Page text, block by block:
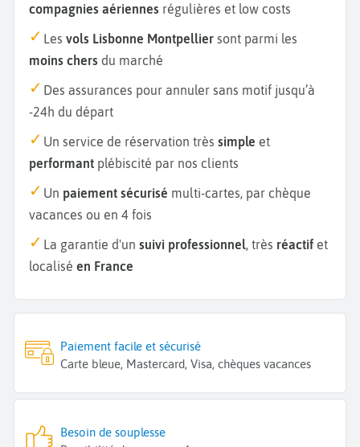
compagnies aériennes régulières et low costs
Les vols Lisbonne Montpellier sont parmi les
moins chers du marché
Des assurances pour annuler sans motif jusqu’à
-24h du départ
Un service de réservation très simple et
performant plébiscité par nos clients
Un paiement sécurisé multi-cartes, par chèque
vacances ou en 4 fois
La garantie d'un suivi professionnel, très réactif et
localisé en France
Paiement facile et sécurisé
Carte bleue, Mastercard, Visa, chèques vacances
Besoin de souplesse